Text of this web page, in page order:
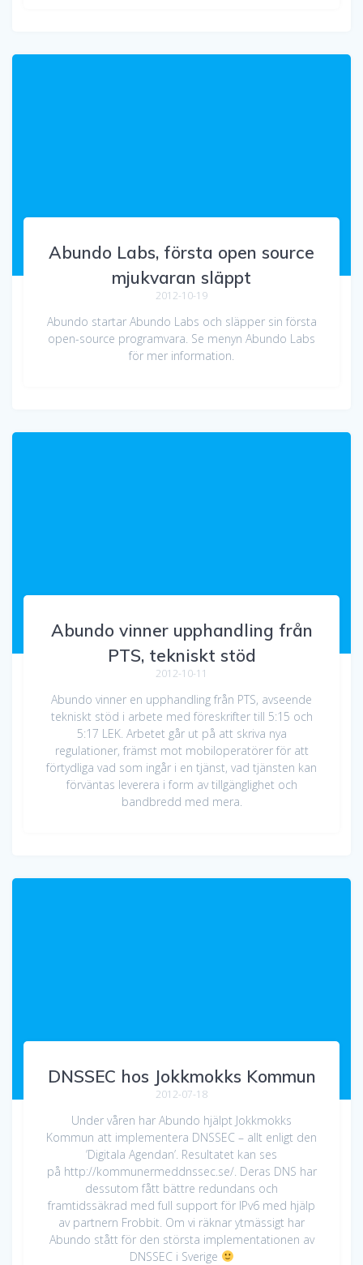
Abundo Labs, första open source
mjukvaran släppt
2012-10-19
Abundo startar Abundo Labs och släpper sin första
open-source programvara. Se menyn Abundo Labs
för mer information.
Abundo vinner upphandling från
PTS, tekniskt stöd
2012-10-11
Abundo vinner en upphandling från PTS, avseende
tekniskt stöd i arbete med föreskrifter till 5:15 och
5:17 LEK. Arbetet går ut på att skriva nya
regulationer, främst mot mobiloperatörer för att
förtydliga vad som ingår i en tjänst, vad tjänsten kan
förväntas leverera i form av tillgänglighet och
bandbredd med mera.
DNSSEC hos Jokkmokks Kommun
2012-07-18
Under våren har Abundo hjälpt Jokkmokks
Kommun att implementera DNSSEC – allt enligt den
’Digitala Agendan’. Resultatet kan ses
på http://kommunermeddnssec.se/. Deras DNS har
dessutom fått bättre redundans och
framtidssäkrad med full support för IPv6 med hjälp
av partnern Frobbit. Om vi räknar ytmässigt har
Abundo stått för den största implementationen av
DNSSEC i Sverige